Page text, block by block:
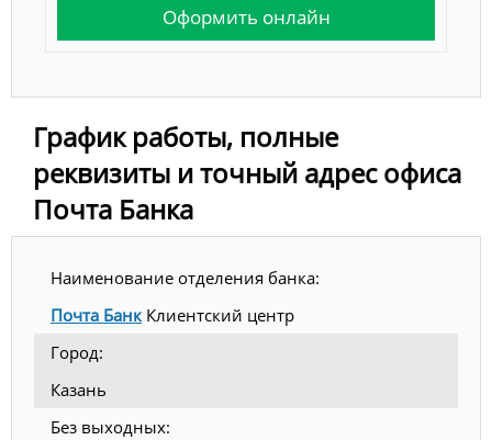
Оформить онлайн
График работы, полные
реквизиты и точный адрес офиса
Почта Банка
Наименование отделения банка:
Почта БанкКлиентский центр
Город:
Казань
Без выходных: